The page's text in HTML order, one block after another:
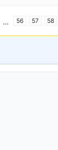
… 56 57 58